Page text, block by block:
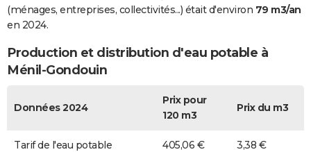
(ménages, entreprises, collectivités...) était d'environ 79 m3/an
en 2024.
Production et distribution d'eau potable à
Ménil-Gondouin
Données 2024
Prix pour
120 m3
Prix du m3
Tarif de l'eau potable 405,06 € 3,38 €